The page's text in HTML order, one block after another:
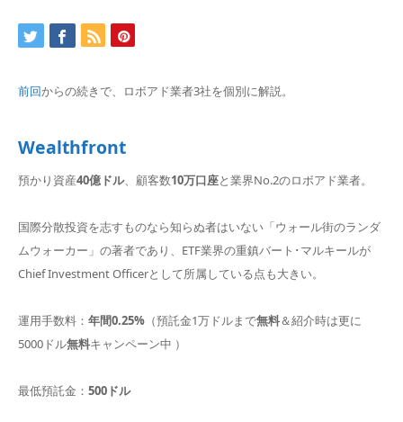
前回からの続きで、ロボアド業者3社を個別に解説。
Wealthfront
預かり資産40億ドル、顧客数10万口座と業界No.2のロボアド業者。
国際分散投資を志すものなら知らぬ者はいない「ウォール街のランダ
ムウォーカー」の著者であり、ETF業界の重鎮バート･マルキールが
Chief Investment Officerとして所属している点も大きい。
運用手数料： 年間0.25% （預託金1万ドルまで無料＆紹介時は更に
5000ドル無料キャンペーン中 ）
最低預託金： 500ドル